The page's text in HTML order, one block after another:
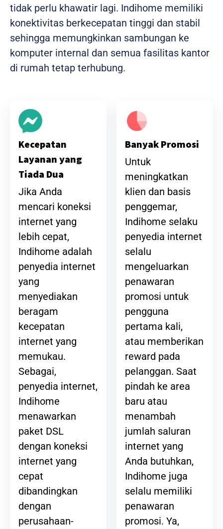
tidak perlu khawatir lagi. Indihome memiliki
konektivitas berkecepatan tinggi dan stabil
sehingga memungkinkan sambungan ke
komputer internal dan semua fasilitas kantor
di rumah tetap terhubung.
Kecepatan
Layanan yang
Tiada Dua
Jika Anda
mencari koneksi
internet yang
lebih cepat,
Indihome adalah
penyedia internet
yang
menyediakan
beragam
kecepatan
internet yang
memukau.
Sebagai,
penyedia internet,
Indihome
menawarkan
paket DSL
dengan koneksi
internet yang
cepat
dibandingkan
dengan
perusahaan-
Banyak Promosi
Untuk
meningkatkan
klien dan basis
penggemar,
Indihome selaku
penyedia internet
selalu
mengeluarkan
penawaran
promosi untuk
pengguna
pertama kali,
atau memberikan
reward pada
pelanggan. Saat
pindah ke area
baru atau
menambah
jumlah saluran
internet yang
Anda butuhkan,
Indihome juga
selalu memiliki
penawaran
promosi. Ya,